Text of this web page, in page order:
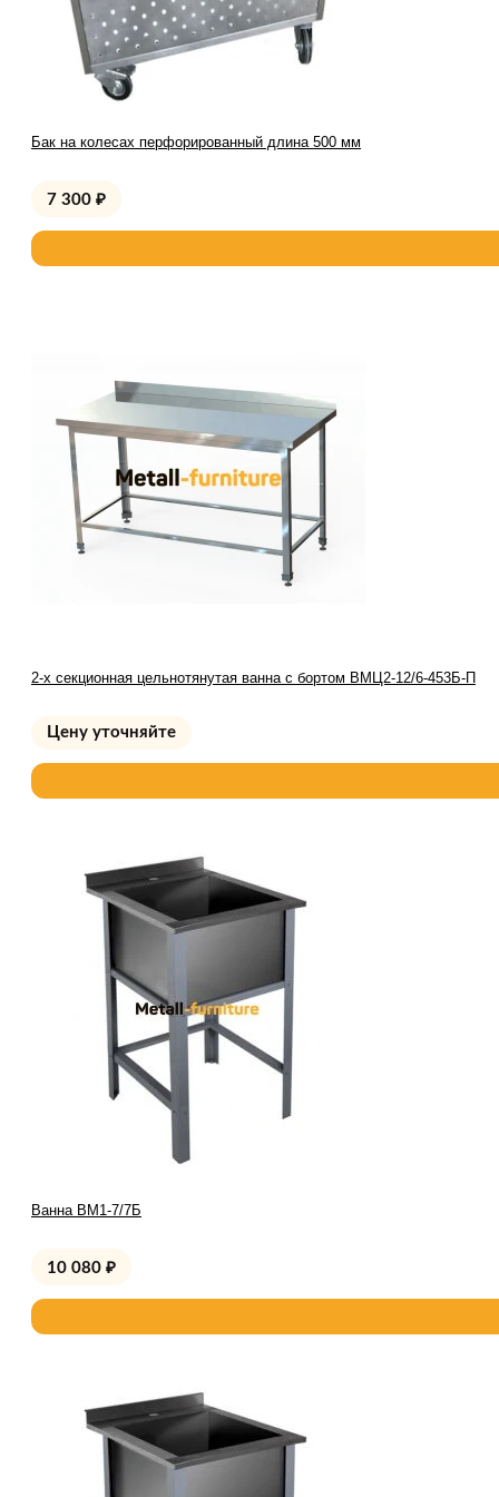
Бак на колесах перфорированный длина 500 мм
7 300 ₽
2-х секционная цельнотянутая ванна с бортом ВМЦ2-12/6-453Б-П
Цену уточняйте
Ванна ВМ1-7/7Б
10 080 ₽